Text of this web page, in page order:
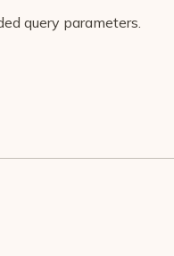
query parameters.